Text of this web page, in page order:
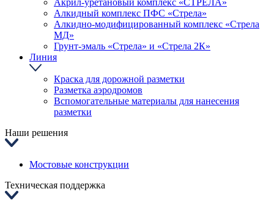
Акрил-уретановый комплекс «СТРЕЛА»
Алкидный комплекс ПФС «Стрела»
Алкидно-модифицированный комплекс «Стрела
МД»
Грунт-эмаль «Стрела» и «Стрела 2К»
Линия
Краска для дорожной разметки
Разметка аэродромов
Вспомогательные материалы для нанесения
разметки
Наши решения
Мостовые конструкции
Техническая поддержка